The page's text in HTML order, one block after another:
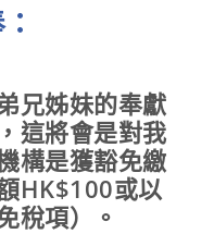
兄姊妹的奉獻
這將會是對我
構是獲豁免繳
HK$100或以
稅項）。